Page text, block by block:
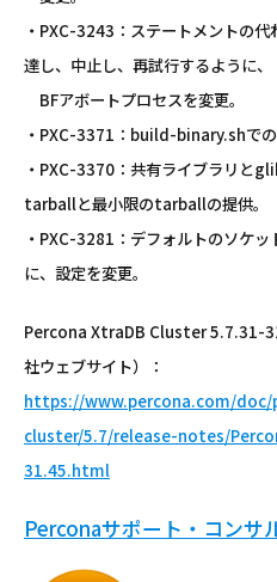
・PXC-3243：ステートメントの
達し、中止し、再試行するように、
BFアボートプロセスを変更。
・PXC-3371：build-binary.shでの
・PXC-3370：共有ライブラリと
tarballと最小限のtarballの提供。
・PXC-3281：デフォルトのソケ
に、設定を変更。
Percona XtraDB Cluster 5.7.31-
社ウェブサイト）：
https://www.percona.com/
cluster/5.7/release-notes/
31.45.html
Perconaサポート・コンサ